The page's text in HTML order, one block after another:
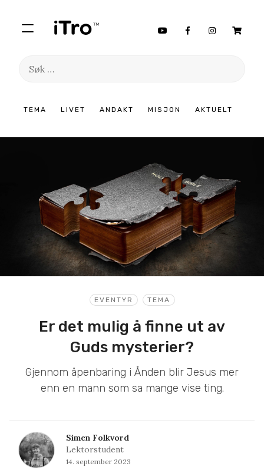
TEMA LIVET ANDAKT MISJON AKTUELT
Søk
innhold
EVENTYR TEMA
Er det mulig å finne ut av
Guds mysterier?
Gjennom åpenbaring i Ånden blir Jesus mer
enn en mann som sa mange vise ting.
Simen Folkvord
Lektorstudent
14. september 2023